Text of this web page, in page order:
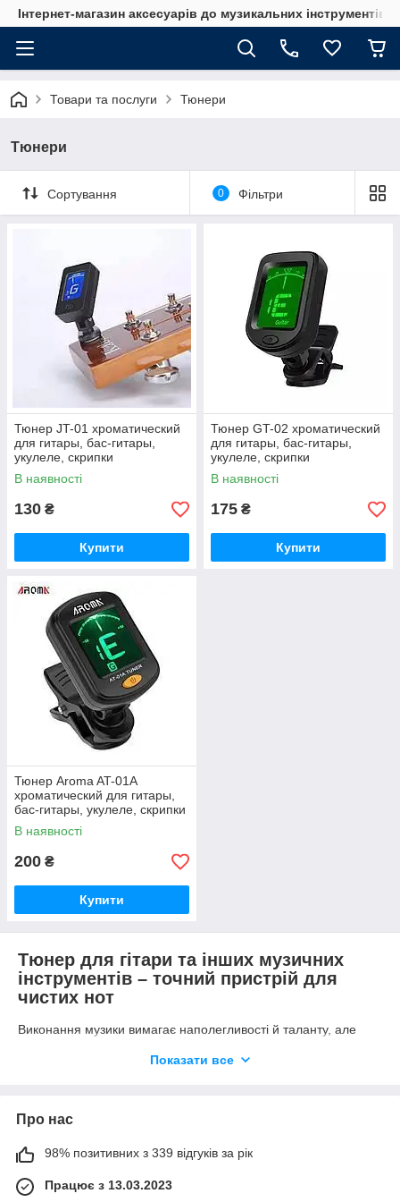
Інтернет-магазин аксесуарів до музикальних інструментів
Товари та послуги Тюнери
Тюнери
Сортування 0 Фільтри
Тюнер JT-01 хроматический
для гитары, бас-гитары,
укулеле, скрипки
В наявності
130 ₴
Купити
Тюнер GT-02 хроматический
для гитары, бас-гитары,
укулеле, скрипки
В наявності
175 ₴
Купити
Тюнер Aroma AT-01A
хроматический для гитары,
бас-гитары, укулеле, скрипки
В наявності
200 ₴
Купити
Тюнер для гітари та інших музичних
інструментів – точний пристрій для
чистих нот
Виконання музики вимагає наполегливості й таланту, але
фальшивлять. Розладнані інструменти потребують
існує його високоточна альтернатива під назвою тюнер. Він
датчиків, які вловлюють звук струни і показують його
Якщо ви шукаєте якісний, недорогий, практичний прилад для
Показати все
Про нас
98% позитивних з 339 відгуків за рік
Працює з 13.03.2023